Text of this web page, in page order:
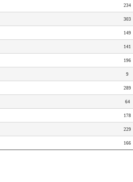
234
303
149
141
196
9
289
64
178
229
166